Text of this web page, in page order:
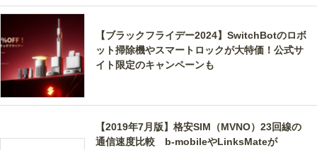
【ブラックフライデー2024】SwitchBotのロボ
ット掃除機やスマートロックが大特価！公式サ
イト限定のキャンペーンも
【2019年7月版】格安SIM（MVNO）23回線の
通信速度比較 b-mobileやLinksMateが